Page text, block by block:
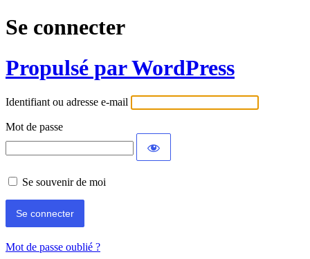
Se connecter
Propulsé par WordPress
Identifiant ou adresse e-mail
Mot de passe
Se souvenir de moi
Mot de passe oublié ?